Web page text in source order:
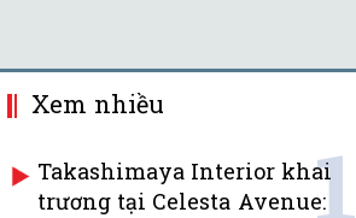
Xem nhiều
Takashimaya Interior khai
trương tại Celesta Avenue:1